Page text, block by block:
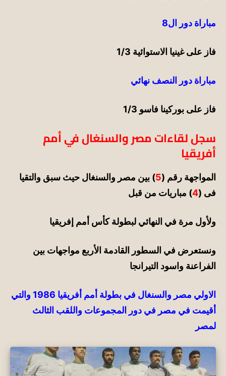
مباراة دور ال8
فاز على غينيا الاستوائية
مباراة دور النصف نهائي
فاز على بوركينا فاسو 1/3
سجل لقاءات مصر والسنغال في أمم
أفريقيا
المواجهة رقم (5) بين مصر والسنغال حيث سبق والتقيا
فى (
4
) مباريات من قبل
ولأول مرة في النهائي لبطولة كأس أمم إفريقيا
ونستعرض في السطور القادمة الأربع مواجهات بين
الفراعنة واسود التيرانجا
الاولي مصر والسنغال في بطولة أمم أفريقيا 1986 والتي
أقيمت في مصر في دور المجموعات واللقب الثالث
لمصر